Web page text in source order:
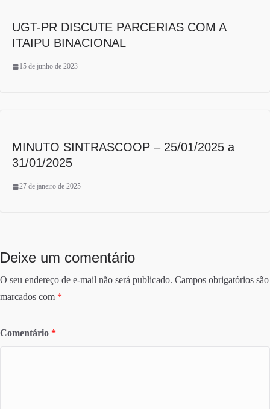
UGT-PR DISCUTE PARCERIAS COM A
ITAIPU BINACIONAL
15 de junho de 2023
MINUTO SINTRASCOOP – 25/01/2025 a
31/01/2025
27 de janeiro de 2025
Deixe um comentário
O seu endereço de e-mail não será publicado. Campos obrigatórios são
marcados com *
Comentário *